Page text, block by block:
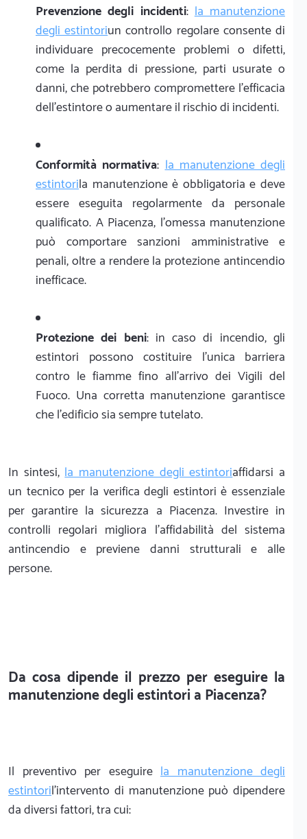
Prevenzione degli incidenti:la manutenzione
degli estintoriun controllo regolare consente di
individuare precocemente problemi o difetti,
come la perdita di pressione, parti usurate o
danni, che potrebbero compromettere l'efficacia
dell'estintore o aumentare il rischio di incidenti.
Conformità normativa:la manutenzione degli
estintorila manutenzione è obbligatoria e deve
essere eseguita regolarmente da personale
qualificato. A Piacenza, l'omessa manutenzione
può comportare sanzioni amministrative e
penali, oltre a rendere la protezione antincendio
inefficace.
Protezione dei beni: in caso di incendio, gli
estintori possono costituire l'unica barriera
contro le fiamme fino all'arrivo dei Vigili del
Fuoco. Una corretta manutenzione garantisce
che l'edificio sia sempre tutelato.
In sintesi,la manutenzione degli estintoriaffidarsi a
un tecnico per la verifica degli estintori è essenziale
per garantire la sicurezza a Piacenza. Investire in
controlli regolari migliora l'affidabilità del sistema
antincendio e previene danni strutturali e alle
persone.
Da cosa dipende il prezzo per eseguire la
manutenzione degli estintori a Piacenza?
Il preventivo per eseguire la manutenzione degli
estintoril'intervento di manutenzione può dipendere
da diversi fattori, tra cui: